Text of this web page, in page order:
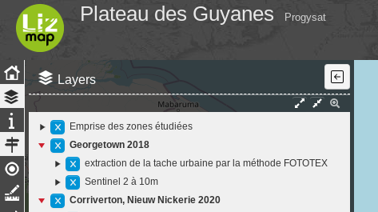
Plateau des Guyanes Progysat
Layers
Emprise des zones étudiées
Georgetown 2018
extraction de la tache urbaine par la méthode FOTOTEX
Sentinel 2 à 10m
Corriverton, Nieuw Nickerie 2020